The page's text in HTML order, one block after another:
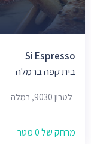
Si Espresso
בית קפה ברמלה
לטרון 9030, רמלה
מרחק של 0 מטר